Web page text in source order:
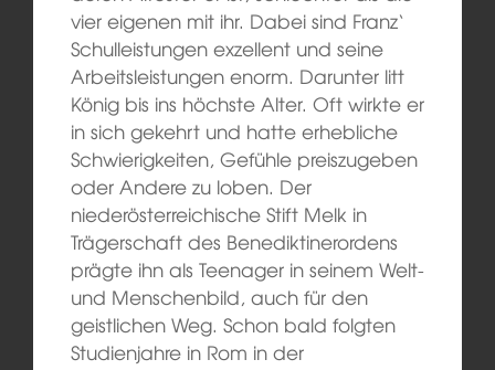
vier eigenen mit ihr. Dabei sind Franz‘
Schulleistungen exzellent und seine
Arbeitsleistungen enorm. Darunter litt
König bis ins höchste Alter. Oft wirkte er
in sich gekehrt und hatte erhebliche
Schwierigkeiten, Gefühle preiszugeben
oder Andere zu loben. Der
niederösterreichische Stift Melk in
Trägerschaft des Benediktinerordens
prägte ihn als Teenager in seinem Welt-
und Menschenbild, auch für den
geistlichen Weg. Schon bald folgten
Studienjahre in Rom in der